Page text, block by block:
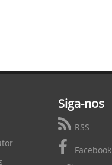
Siga-nos
RSS
Facebook